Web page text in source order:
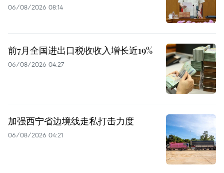
06/08/2026 08:14
前7月全国进出口税收收入增长近19%
06/08/2026 04:27
加强西宁省边境线走私打击力度
06/08/2026 04:21